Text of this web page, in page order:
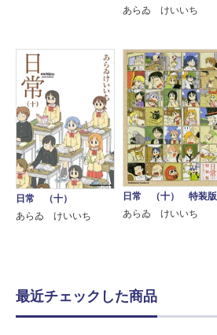
あらゐ けいいち
日常 （十）
あらゐ けいいち
日常 （十） 特装版
あらゐ けいいち
最近チェックした商品